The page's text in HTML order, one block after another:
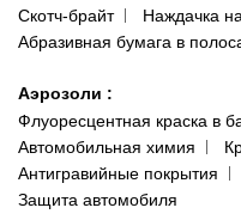
Скотч-брайт
Наждачка
Абразивная бумага в
Аэрозоли :
Флуоресцентная краска в
Автомобильная химия
Антигравийные покрытия
Защита автомобиля